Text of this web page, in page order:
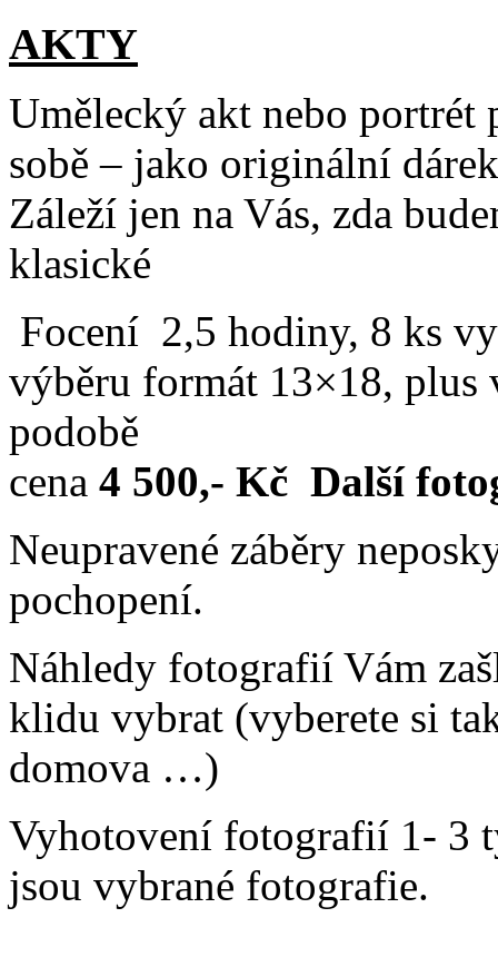
AKTY
Umělecký akt nebo portrét
sobě – jako originální
Záleží jen na Vás, zda
klasické
Focení 2,5 hodiny, 8 ks
výběru formát 13×18,
podobě
cena 4 500,- Kč Další
Neupravené záběry
pochopení.
Náhledy fotografií Vám
klidu vybrat (vyberete si
domova …)
Vyhotovení fotografií 1- 3
jsou vybrané fotografie.